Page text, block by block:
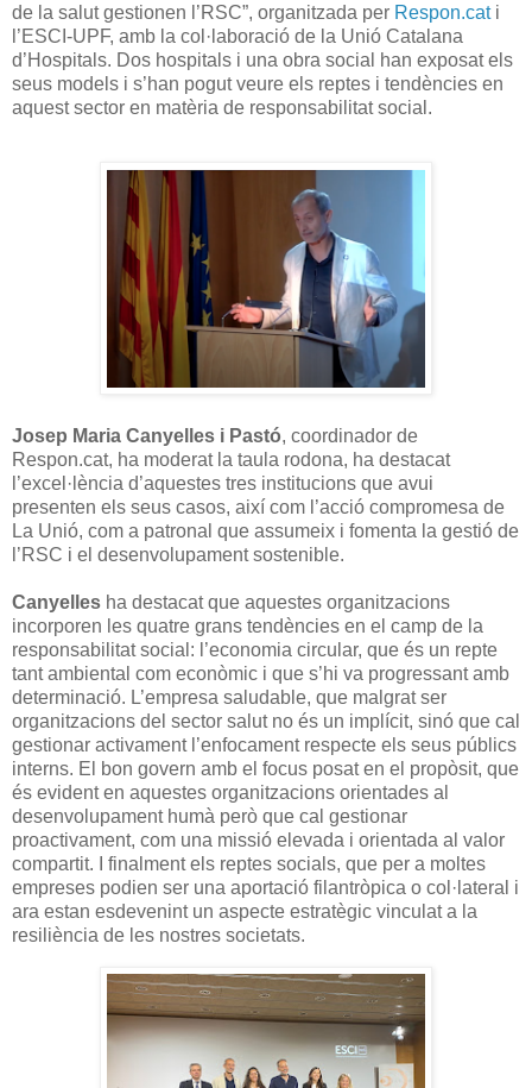
de la salut gestionen l’RSC”, organitzada per Respon.cati
l’ESCI-UPF, amb la col·laboració de la Unió Catalana
d’Hospitals. Dos hospitals i una obra social han exposat els
seus models i s’han pogut veure els reptes i tendències en
aquest sector en matèria de responsabilitat social.
Josep Maria Canyelles i Pastó, coordinador de
Respon.cat, ha moderat la taula rodona, ha destacat
l’excel·lència d’aquestes tres institucions que avui
presenten els seus casos, així com l’acció compromesa de
La Unió, com a patronal que assumeix i fomenta la gestió de
l’RSC i el desenvolupament sostenible.
Canyelles ha destacat que aquestes organitzacions
incorporen les quatre grans tendències en el camp de la
responsabilitat social: l’economia circular, que és un repte
tant ambiental com econòmic i que s’hi va progressant amb
determinació. L’empresa saludable, que malgrat ser
organitzacions del sector salut no és un implícit, sinó que cal
gestionar activament l’enfocament respecte els seus públics
interns. El bon govern amb el focus posat en el propòsit, que
és evident en aquestes organitzacions orientades al
desenvolupament humà però que cal gestionar
proactivament, com una missió elevada i orientada al valor
compartit. I finalment els reptes socials, que per a moltes
empreses podien ser una aportació filantròpica o col·lateral i
ara estan esdevenint un aspecte estratègic vinculat a la
resiliència de les nostres societats.